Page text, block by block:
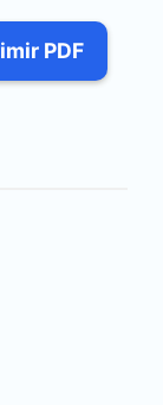
PDF